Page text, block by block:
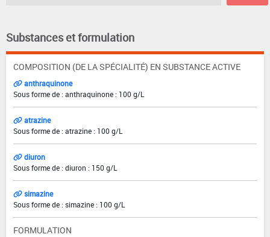
Substances et formulation
COMPOSITION (DE LA SPÉCIALITÉ) EN SUBSTANCE ACTIVE
anthraquinone
Sous forme de : anthraquinone : 100 g/L
atrazine
Sous forme de : atrazine : 100 g/L
diuron
Sous forme de : diuron : 150 g/L
simazine
Sous forme de : simazine : 100 g/L
FORMULATION